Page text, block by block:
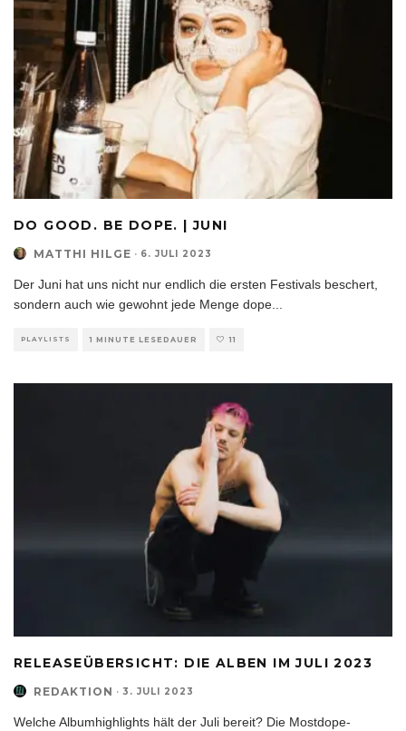
DO GOOD. BE DOPE. | JUNI
MATTHI HILGE · 6. JULI 2023
Der Juni hat uns nicht nur endlich die ersten Festivals beschert,
sondern auch wie gewohnt jede Menge dope
PLAYLISTS 1 MINUTE LESEDAUER 11
RELEASEÜBERSICHT: DIE ALBEN IM JULI 2023
REDAKTION · 3. JULI 2023
Welche Albumhighlights hält der Juli bereit? Die Mostdope-